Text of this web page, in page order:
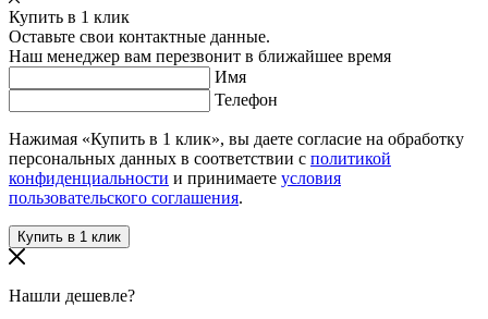
Купить в 1 клик
Оставьте свои контактные данные.
Наш менеджер вам перезвонит в ближайшее время
Имя
Телефон
Нажимая «Купить в 1 клик», вы даете согласие на обработку
персональных данных в соответствии с политикой
конфиденциальности и принимаете условия
пользовательского соглашения.
Нашли дешевле?